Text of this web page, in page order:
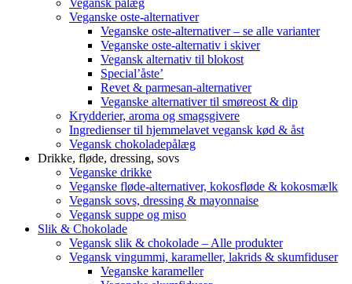
Veganske oste-alternativer
Veganske oste-alternativer – se alle varianter
Veganske oste-alternativ i skiver
Vegansk alternativ til blokost
Special’åste’
Revet & parmesan-alternativer
Veganske alternativer til smøreost & dip
Krydderier, aroma og smagsgivere
Ingredienser til hjemmelavet vegansk kød & åst
Vegansk chokoladepålæg
Drikke, fløde, dressing, sovs
Veganske drikke
Veganske fløde-alternativer, kokosfløde & kokosmælk
Vegansk sovs, dressing & mayonnaise
Vegansk suppe og miso
Slik & Chokolade
Vegansk slik & chokolade – Alle produkter
Vegansk vingummi, karameller, lakrids & skumfiduser
Veganske karameller